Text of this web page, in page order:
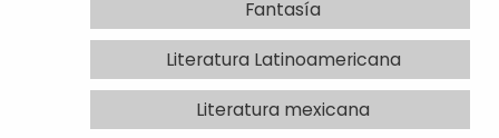
Fantasía
Literatura Latinoamericana
Literatura mexicana